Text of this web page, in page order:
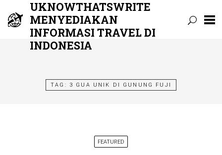
UKNOWTHATSWRITE
MENYEDIAKAN
INFORMASI TRAVEL DI
INDONESIA
TAG: 3 GUA UNIK DI GUNUNG FUJI
FEATURED